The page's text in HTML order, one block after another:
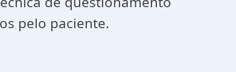
pelo paciente.